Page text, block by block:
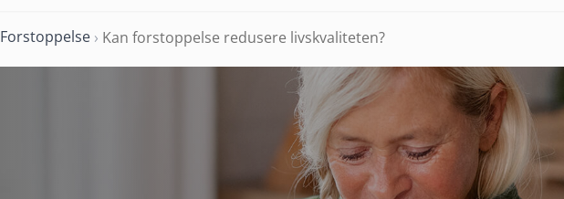
Forstoppelse › Kan forstoppelse redusere livskvaliteten?